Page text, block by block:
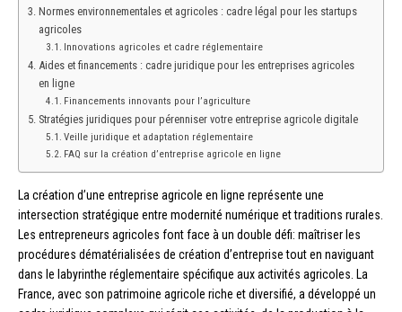
Normes environnementales et agricoles : cadre légal pour les startups
agricoles
Innovations agricoles et cadre réglementaire
Aides et financements : cadre juridique pour les entreprises agricoles
en ligne
Financements innovants pour l’agriculture
Stratégies juridiques pour pérenniser votre entreprise agricole digitale
Veille juridique et adaptation réglementaire
FAQ sur la création d’entreprise agricole en ligne
La création d’une entreprise agricole en ligne représente une
intersection stratégique entre modernité numérique et traditions rurales.
Les entrepreneurs agricoles font face à un double défi: maîtriser les
procédures dématérialisées de création d’entreprise tout en naviguant
dans le labyrinthe réglementaire spécifique aux activités agricoles. La
France, avec son patrimoine agricole riche et diversifié, a développé un